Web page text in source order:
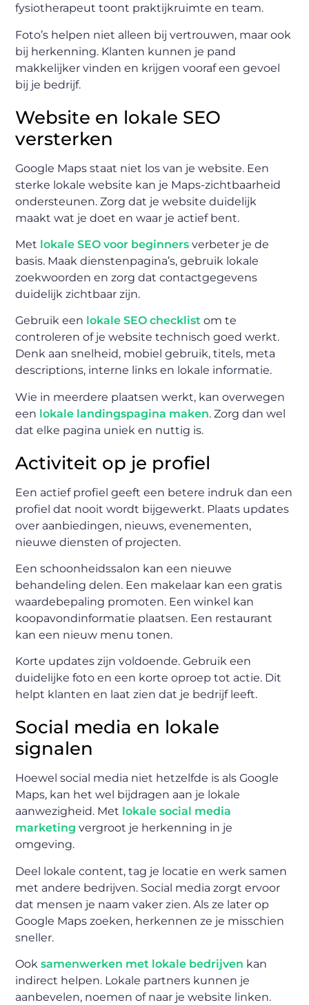
fysiotherapeut toont praktijkruimte en team.
Foto’s helpen niet alleen bij vertrouwen, maar ook
bij herkenning. Klanten kunnen je pand
makkelijker vinden en krijgen vooraf een gevoel
bij je bedrijf.
Website en lokale SEO
versterken
Google Maps staat niet los van je website. Een
sterke lokale website kan je Maps-zichtbaarheid
ondersteunen. Zorg dat je website duidelijk
maakt wat je doet en waar je actief bent.
Met lokale SEO voor beginners verbeter je de
basis. Maak dienstenpagina’s, gebruik lokale
zoekwoorden en zorg dat contactgegevens
duidelijk zichtbaar zijn.
Gebruik een lokale SEO checklist om te
controleren of je website technisch goed werkt.
Denk aan snelheid, mobiel gebruik, titels, meta
descriptions, interne links en lokale informatie.
Wie in meerdere plaatsen werkt, kan overwegen
een lokale landingspagina maken. Zorg dan wel
dat elke pagina uniek en nuttig is.
Activiteit op je profiel
Een actief profiel geeft een betere indruk dan een
profiel dat nooit wordt bijgewerkt. Plaats updates
over aanbiedingen, nieuws, evenementen,
nieuwe diensten of projecten.
Een schoonheidssalon kan een nieuwe
behandeling delen. Een makelaar kan een gratis
waardebepaling promoten. Een winkel kan
koopavondinformatie plaatsen. Een restaurant
kan een nieuw menu tonen.
Korte updates zijn voldoende. Gebruik een
duidelijke foto en een korte oproep tot actie. Dit
helpt klanten en laat zien dat je bedrijf leeft.
Social media en lokale
signalen
Hoewel social media niet hetzelfde is als Google
Maps, kan het wel bijdragen aan je lokale
aanwezigheid. Met lokale social media
marketing vergroot je herkenning in je
omgeving.
Deel lokale content, tag je locatie en werk samen
met andere bedrijven. Social media zorgt ervoor
dat mensen je naam vaker zien. Als ze later op
Google Maps zoeken, herkennen ze je misschien
sneller.
Ooksamenwerken met lokale bedrijven kan
indirect helpen. Lokale partners kunnen je
aanbevelen, noemen of naar je website linken.